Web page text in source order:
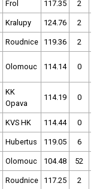
Frol 117.35 2
Kralupy 124.76 2
Roudnice 119.36 2
Olomouc 114.14 0
KK
Opava
114.19 0
KVS HK 114.44 0
Hubertus 119.05 6
Olomouc 104.48 52
Roudnice 117.25 2